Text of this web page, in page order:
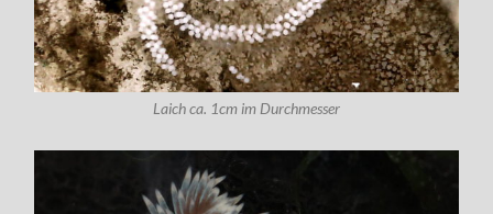
Laich ca. 1cm im Durchmesser